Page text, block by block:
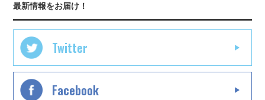
最新情報をお届け！
Twitter
Facebook